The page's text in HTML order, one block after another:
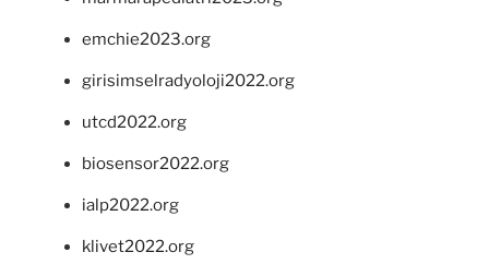
emchie2023.org
girisimselradyoloji2022.org
utcd2022.org
biosensor2022.org
ialp2022.org
klivet2022.org